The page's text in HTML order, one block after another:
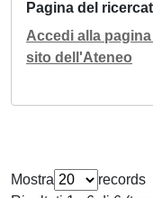
Pagina del
Accedi alla
sito dell'Ateneo
Mostra
records